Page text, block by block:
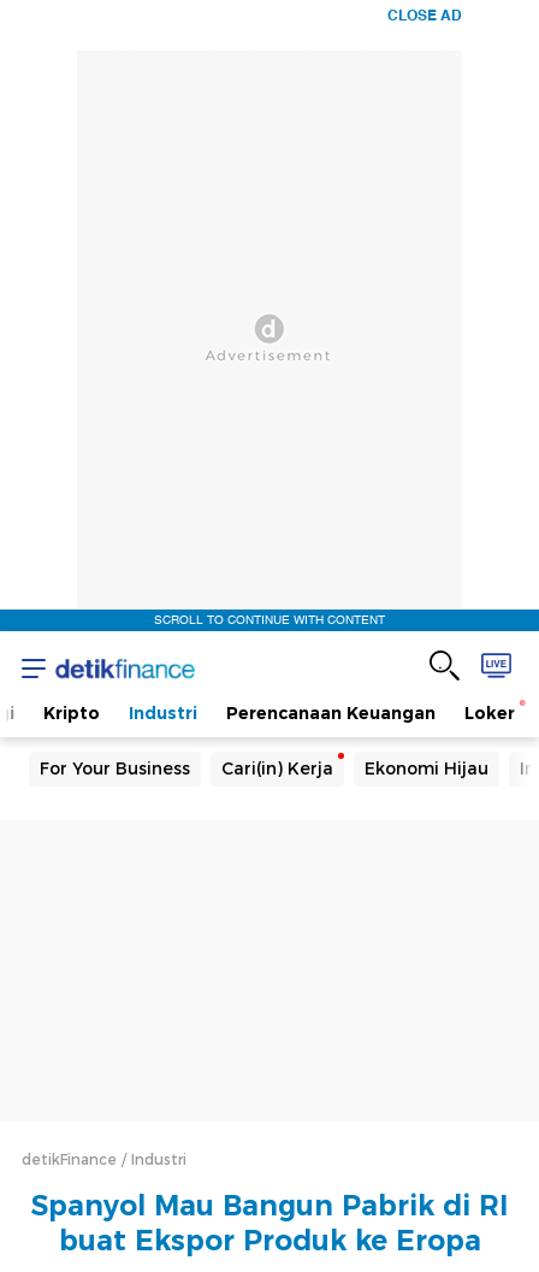
CLOSE AD
SCROLL TO CONTINUE WITH CONTENT
Kripto Industri Perencanaan Keuangan Loker
For Your Business Cari(in) Kerja Ekonomi Hijau
detikFinance Industri
Spanyol Mau Bangun Pabrik di RI
buat Ekspor Produk ke Eropa